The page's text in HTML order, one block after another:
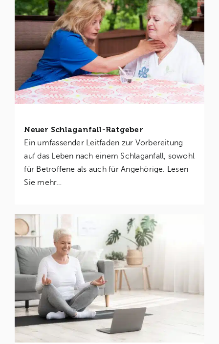
Neuer Schlaganfall-Ratgeber
Ein umfassender Leitfaden zur Vorbereitung
auf das Leben nach einem Schlaganfall, sowohl
für Betroffene als auch für Angehörige. Lesen
Sie mehr…